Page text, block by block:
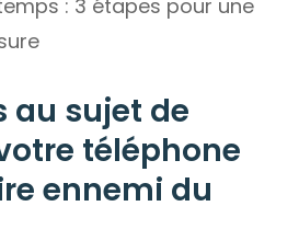
: 3 étapes pour une
au sujet de
téléphone
ennemi du